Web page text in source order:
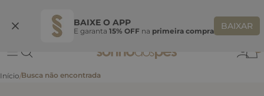
BAIXE O APP
E garanta 15% OFF na primeira compra BAIXAR
BEMVINDASONHO